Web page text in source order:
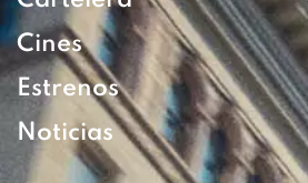
Cines
Estrenos
Noticias